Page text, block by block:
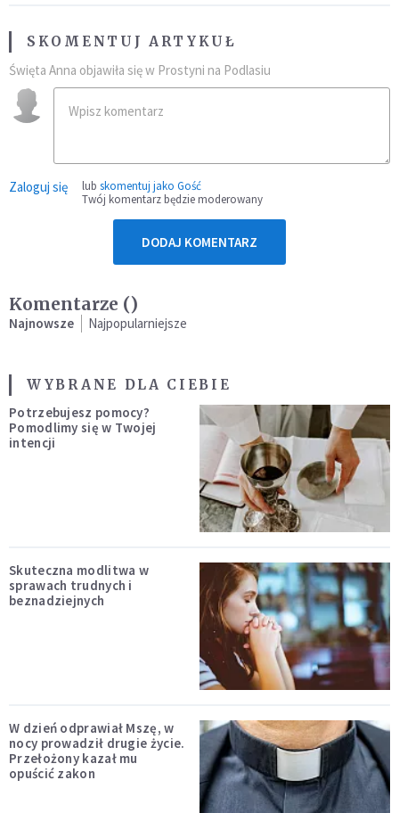
SKOMENTUJ ARTYKUŁ
Święta Anna objawiła się w Prostyni na Podlasiu
Zaloguj się lub skomentuj jako Gość
Twój komentarz będzie moderowany
DODAJ KOMENTARZ
Komentarze ()
Najnowsze Najpopularniejsze
WYBRANE DLA CIEBIE
Potrzebujesz pomocy?
Pomodlimy się w Twojej
intencji
Skuteczna modlitwa w
sprawach trudnych i
beznadziejnych
W dzień odprawiał Mszę, w
nocy prowadził drugie życie.
Przełożony kazał mu
opuścić zakon